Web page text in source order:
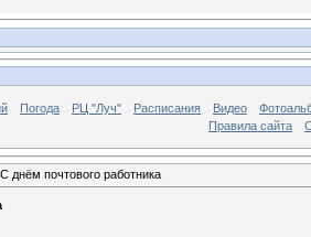
Погода РЦ "Луч" Расписания Видео
Правила сайта
днём почтового работника